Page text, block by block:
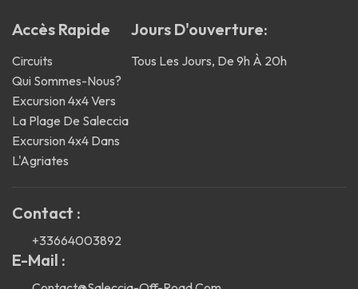
Accès Rapide
Circuits
Qui Sommes-Nous?
Excursion 4x4 Vers
La Plage De Saleccia
Excursion 4x4 Dans
L'Agriates
Jours D'ouverture:
Tous Les Jours, De 9h À 20h
Contact :
+33664003892
E-Mail :